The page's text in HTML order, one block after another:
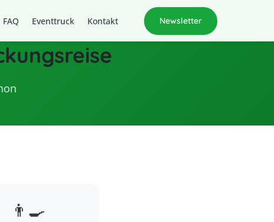
FAQ Eventtruck Kontakt Newsletter
👨‍🍳